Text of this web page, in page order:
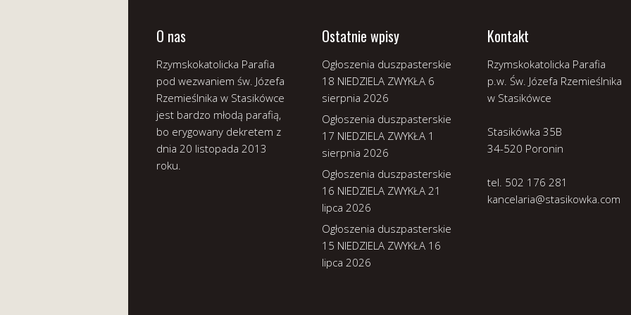
O nas
Rzymskokatolicka Parafia
pod wezwaniem św. Józefa
Rzemieślnika w Stasikówce
jest bardzo młodą parafią,
bo erygowany dekretem z
dnia 20 listopada 2013
roku.
Ostatnie wpisy
Ogłoszenia duszpasterskie
18 NIEDZIELA ZWYKŁA 6
sierpnia 2026
Ogłoszenia duszpasterskie
17 NIEDZIELA ZWYKŁA 1
sierpnia 2026
Ogłoszenia duszpasterskie
16 NIEDZIELA ZWYKŁA 21
lipca 2026
Ogłoszenia duszpasterskie
15 NIEDZIELA ZWYKŁA 16
lipca 2026
Kontakt
Rzymskokatolicka Parafia
p.w. Św. Józefa Rzemieślnika
w Stasikówce
Stasikówka 35B
34-520 Poronin
tel. 502 176 281
kancelaria@stasikowka.com